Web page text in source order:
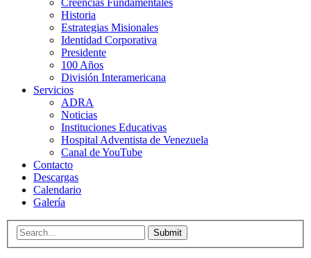
Creencias Fundamentales
Historia
Estrategias Misionales
Identidad Corporativa
Presidente
100 Años
División Interamericana
Servicios
ADRA
Noticias
Instituciones Educativas
Hospital Adventista de Venezuela
Canal de YouTube
Contacto
Descargas
Calendario
Galería
Submit